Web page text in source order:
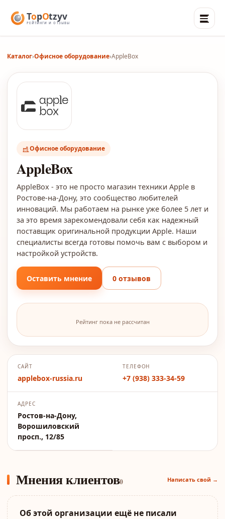
Каталог›Офисное оборудование›AppleBox
Офисное оборудование
AppleBox
AppleBox - это не просто магазин техники Apple в
Ростове-на-Дону, это сообщество любителей
инноваций. Мы работаем на рынке уже более 5 лет и
за это время зарекомендовали себя как надежный
поставщик оригинальной продукции Apple. Наши
специалисты всегда готовы помочь вам с выбором и
настройкой устройств.
Оставить мнение 0 отзывов
Рейтинг пока не рассчитан
САЙТ
applebox-russia.ru
ТЕЛЕФОН
+7 (938) 333-34-59
АДРЕС
Ростов-на-Дону,
Ворошиловский
просп., 12/85
Мнения клиентов0 Написать свой →
Об этой организации ещё не писали